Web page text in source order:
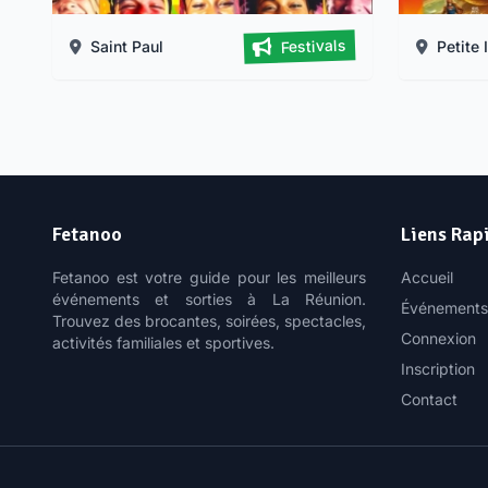
Journée internationale de la jeunesse
Saint Paul Festivals Fête
Petite
Fetanoo
Fetanoo est votre guide pour les meilleurs
événements et sorties à La Réunion.
Trouvez des brocantes, soirées, spectacles,
activités familiales et sportives.
Liens
Accueil
Événements
Connexion
Inscription
Contact